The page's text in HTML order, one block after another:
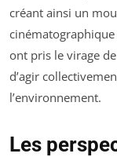
créant ainsi un
ont pris le virage
d’agir
l’environnement.
Les